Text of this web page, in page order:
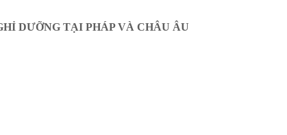
DƯỠNG TẠI PHÁP VÀ CHÂU ÂU